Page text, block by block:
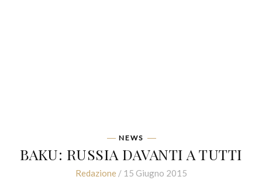
NEWS
BAKU: RUSSIA DAVANTI A TUTTI
Redazione/ 15 Giugno 2015